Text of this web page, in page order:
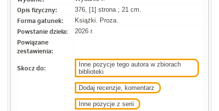
Opis fizyczny: 376, [1] strona ; 21 cm.
Forma gatunek: Książki. Proza.
Powstanie dzieła: 2026 r.
Powiązane
zestawienia:
Skocz do:
Inne pozycje tego autora w zbiorach
biblioteki
Dodaj recenzje, komentarz
Inne pozycje z serii